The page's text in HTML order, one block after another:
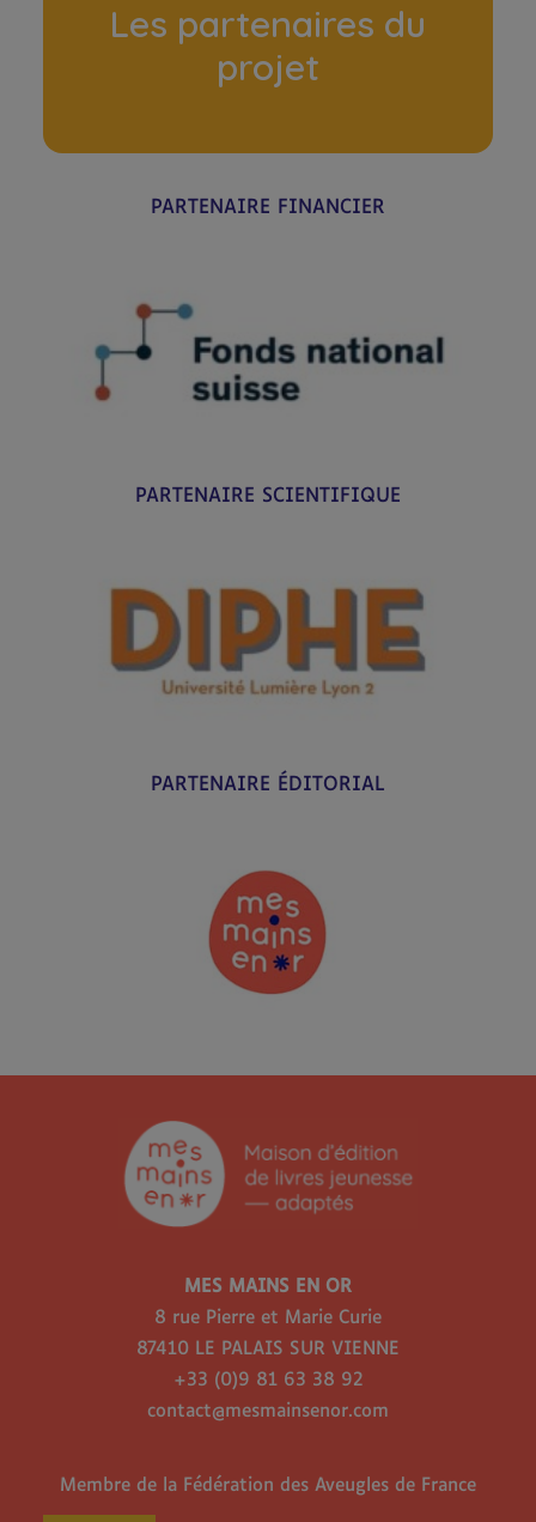
Les partenaires du
projet
PARTENAIRE FINANCIER
PARTENAIRE SCIENTIFIQUE
PARTENAIRE ÉDITORIAL
MES MAINS EN OR
8 rue Pierre et Marie Curie
87410 LE PALAIS SUR VIENNE
+33 (0)9 81 63 38 92
contact@mesmainsenor.com
Membre de la Fédération des Aveugles de France